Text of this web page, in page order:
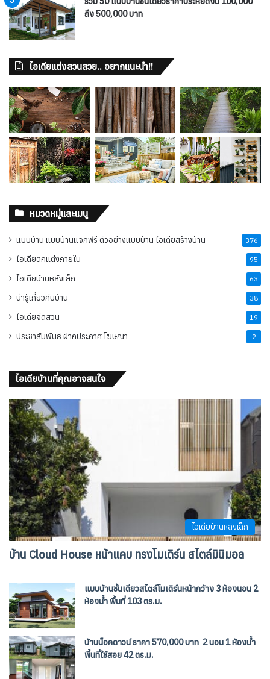
ถึง 500,000 บาท
ไอเดียแต่งสวนสวย.. อยากแนะนำ!!
หมวดหมู่และเมนู
แบบบ้าน แบบบ้านแจกฟรี ตัวอย่างแบบบ้าน ไอเดียสร้างบ้าน 376
ไอเดียตกแต่งภายใน 95
ไอเดียบ้านหลังเล็ก 63
น่ารู้เกี่ยวกับบ้าน 38
ไอเดียจัดสวน 19
ประชาสัมพันธ์ ฝากประกาศ โฆษณา 2
ไอเดียบ้านที่คุณอาจสนใจ
ไอเดียบ้านหลังเล็ก
บ้าน Cloud House หน้าแคบ ทรงโมเดิร์น สไตล์มินิมอล
แบบบ้านชั้นเดียวสไตล์โมเดิร์นหน้ากว้าง 3 ห้องนอน 2
ห้องน้ำ พื้นที่ 103 ตร.ม.
บ้านน็อคดาวน์ ราคา 570,000 บาท 2 นอน 1 ห้องน้ำ
พื้นที่ใช้สอย 42 ตร.ม.